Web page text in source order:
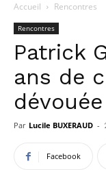
Accueil Rencontres
Rencontres
Patrick
ans de
Par Lucile BUXERAUD -
Facebook